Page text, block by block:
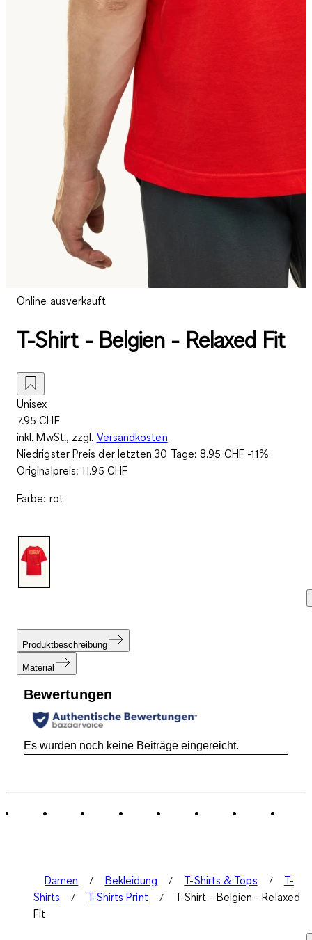
Online ausverkauft
T-Shirt - Belgien - Relaxed Fit
Unisex
7.95 CHF
inkl. MwSt., zzgl. Versandkosten
Niedrigster Preis der letzten 30 Tage:8.95 CHF-11%
Originalpreis:11.95 CHF
Farbe: rot
Produktbeschreibung
Material
Bewertungen
Es wurden noch keine Beiträge eingereicht.
Damen Bekleidung T-Shirts & Tops
T-
Shirts
T-Shirts Print
T-Shirt - Belgien - Relaxed
Fit